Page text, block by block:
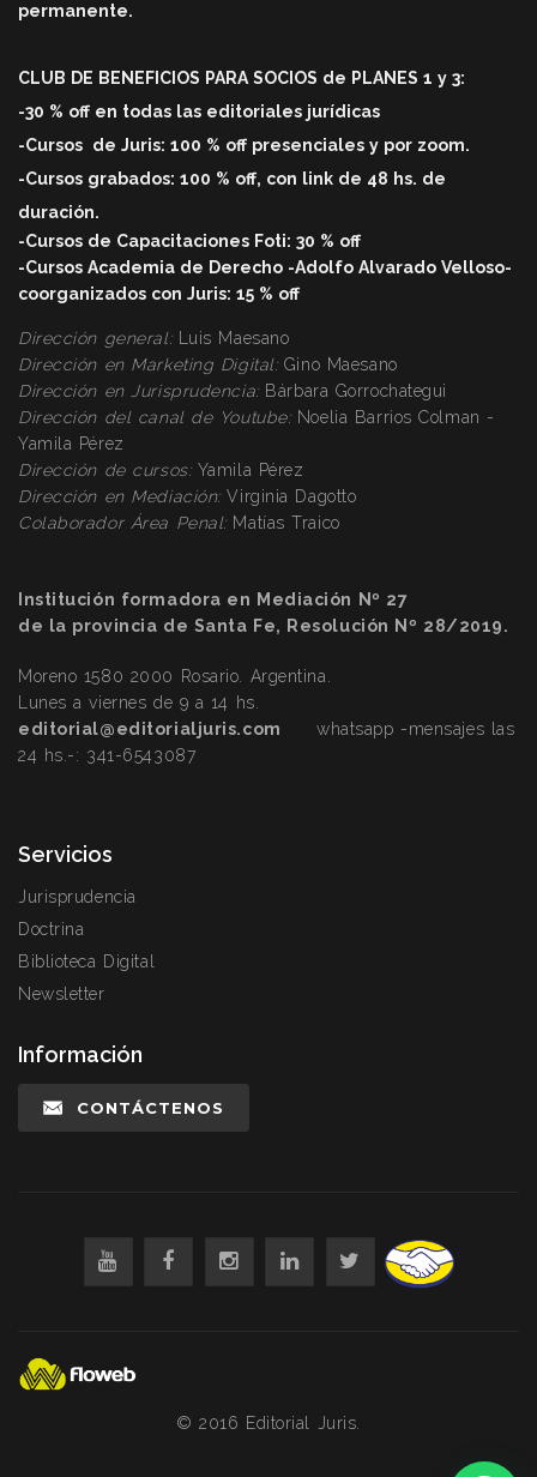
permanente.
CLUB DE BENEFICIOS PARA SOCIOS de PLANES 1 y 3:
-30 % off en todas las editoriales jurídicas
-Cursos de Juris: 100 % off presenciales y por zoom.
-Cursos grabados: 100 % off, con link de 48 hs. de
duración.
-Cursos de Capacitaciones Foti: 30 % off
-Cursos Academia de Derecho -Adolfo Alvarado Velloso-
coorganizados con Juris: 15 % off
Dirección general:Luis Maesano
Dirección en Marketing Digital:Gino Maesano
Dirección en Jurisprudencia:Bárbara Gorrochategui
Dirección del canal de Youtube: Noelia Barrios Colman -
Yamila Pérez
Dirección de cursos: Yamila Pérez
Dirección en Mediación:Virginia Dagotto
Colaborador Área Penal:Matías Traico
Institución formadora en Mediación Nº 27
de la provincia de Santa Fe, Resolución Nº 28/2019.
Moreno 1580 2000 Rosario. Argentina.
Lunes a viernes de 9 a 14 hs.
editorial@editorialjuris.com
whatsapp -mensajes las
24 hs.-: 341-6543087
Servicios
Jurisprudencia
Doctrina
Biblioteca Digital
Newsletter
Información
CONTÁCTENOS
© 2016 Editorial Juris.